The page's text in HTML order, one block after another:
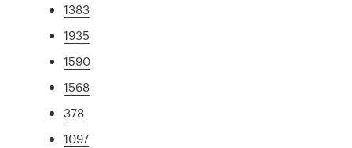
1383
1935
1590
1568
378
1097